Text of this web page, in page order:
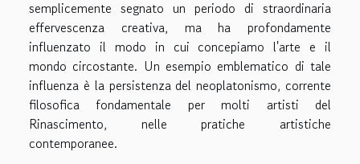
semplicemente segnato un periodo di straordinaria
effervescenza creativa, ma ha profondamente
influenzato il modo in cui concepiamo l'arte e il
mondo circostante. Un esempio emblematico di tale
influenza è la persistenza del neoplatonismo, corrente
filosofica fondamentale per molti artisti del
Rinascimento, nelle pratiche artistiche
contemporanee.